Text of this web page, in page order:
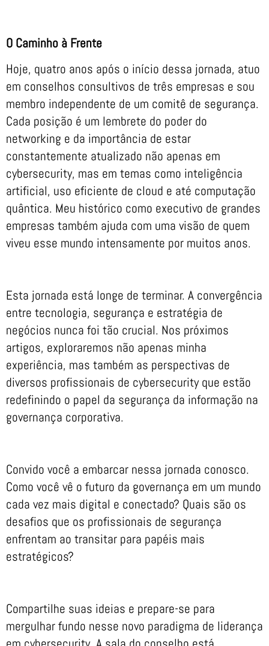
O Caminho à Frente
Hoje, quatro anos após o início dessa jornada, atuo
em conselhos consultivos de três empresas e sou
membro independente de um comitê de segurança.
Cada posição é um lembrete do poder do
networking e da importância de estar
constantemente atualizado não apenas em
cybersecurity, mas em temas como inteligência
artificial, uso eficiente de cloud e até computação
quântica. Meu histórico como executivo de grandes
empresas também ajuda com uma visão de quem
viveu esse mundo intensamente por muitos anos.
Esta jornada está longe de terminar. A convergência
entre tecnologia, segurança e estratégia de
negócios nunca foi tão crucial. Nos próximos
artigos, exploraremos não apenas minha
experiência, mas também as perspectivas de
diversos profissionais de cybersecurity que estão
redefinindo o papel da segurança da informação na
governança corporativa.
Convido você a embarcar nessa jornada conosco.
Como você vê o futuro da governança em um mundo
cada vez mais digital e conectado? Quais são os
desafios que os profissionais de segurança
enfrentam ao transitar para papéis mais
estratégicos?
Compartilhe suas ideias e prepare-se para
mergulhar fundo nesse novo paradigma de liderança